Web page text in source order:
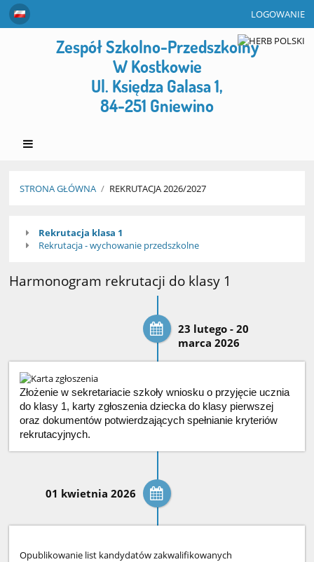
LOGOWANIE
Zespół Szkolno-Przedszkolny
W Kostkowie
Ul. Księdza Galasa 1,
84-251 Gniewino
STRONA GŁÓWNA / REKRUTACJA 2026/2027
Rekrutacja
2026/2027
Rekrutacja klasa 1
Rekrutacja - wychowanie przedszkolne
Harmonogram rekrutacji do klasy 1
23 lutego - 20
marca 2026
Złożenie w sekretariacie szkoły wniosku o przyjęcie ucznia
do klasy 1, karty zgłoszenia dziecka do klasy pierwszej
oraz dokumentów potwierdzających spełnianie kryteriów
rekrutacyjnych.
01 kwietnia 2026
Opublikowanie list kandydatów zakwalifikowanych